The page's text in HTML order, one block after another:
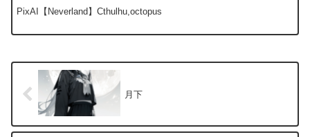
PixAI【Neverland】Cthulhu,octopus
月下